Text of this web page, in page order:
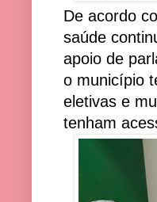
De acordo
saúde
apoio de
o município
eletivas e
tenham